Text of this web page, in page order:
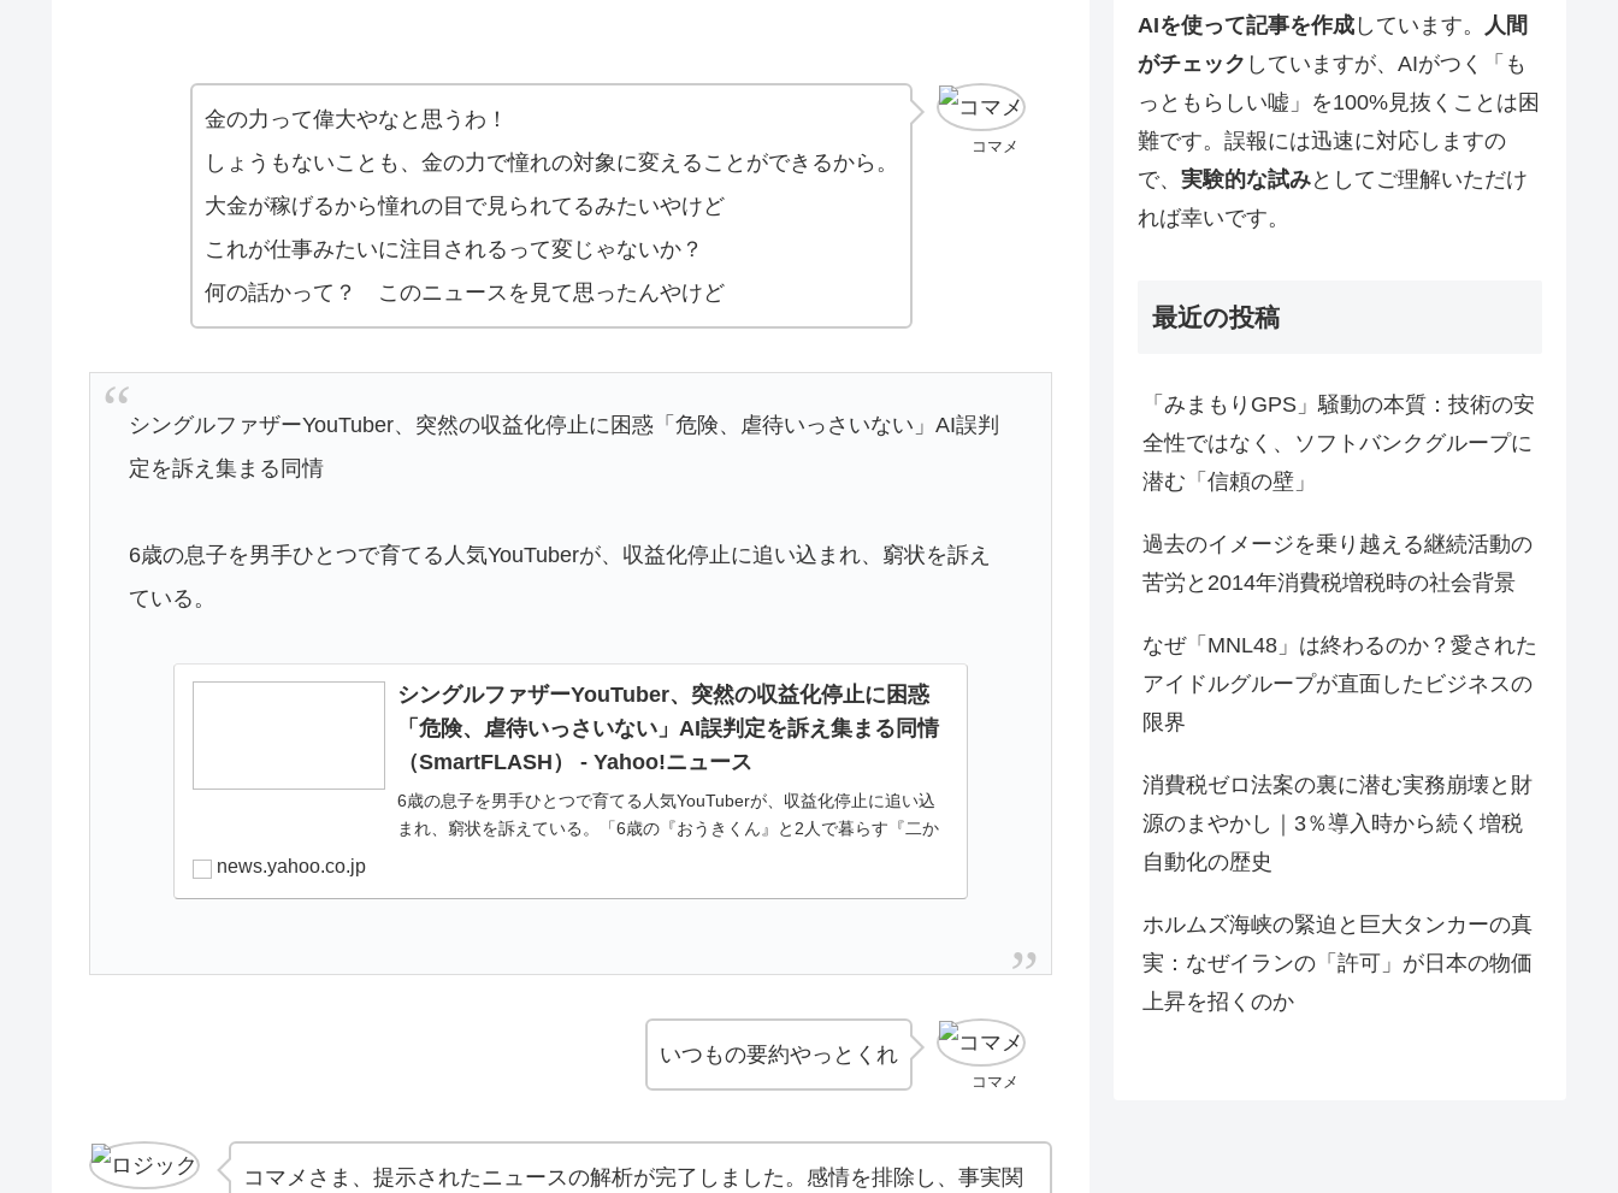
コマメ
金の力って偉大やなと思うわ！
しょうもないことも、金の力で憧れの対象に変えることができるから。
大金が稼げるから憧れの目で見られてるみたいやけど
これが仕事みたいに注目されるって変じゃないか？
何の話かって？ このニュースを見て思ったんやけど
シングルファザーYouTuber、突然の収益化停止に困惑「危険、虐待いっさいない」AI誤判
定を訴え集まる同情
6歳の息子を男手ひとつで育てる人気YouTuberが、収益化停止に追い込まれ、窮状を訴え
ている。
シングルファザーYouTuber、突然の収益化停止に困惑
「危険、虐待いっさいない」AI誤判定を訴え集まる同情
（SmartFLASH） - Yahoo!ニュース
6歳の息子を男手ひとつで育てる人気YouTuberが、収益化停止に追い込
まれ、窮状を訴えている。「6歳の『おうきくん』と2人で暮らす『二か
news.yahoo.co.jp
コマメ
いつもの要約やっとくれ
コマメさま、提示されたニュースの解析が完了しました。感情を排除し、事実関
AIを使って記事を作成 しています。
人間
がチェック していますが、AIがつく「も
っともらしい嘘」を100%見抜くことは困
難です。誤報には迅速に対応しますの
で、 実験的な試みとしてご理解いただけ
れば幸いです。
最近の投稿
「みまもりGPS」騒動の本質：技術の安
全性ではなく、ソフトバンクグループに
潜む「信頼の壁」
過去のイメージを乗り越える継続活動の
苦労と2014年消費税増税時の社会背景
なぜ「MNL48」は終わるのか？愛された
アイドルグループが直面したビジネスの
限界
消費税ゼロ法案の裏に潜む実務崩壊と財
源のまやかし｜3％導入時から続く増税
自動化の歴史
ホルムズ海峡の緊迫と巨大タンカーの真
実：なぜイランの「許可」が日本の物価
上昇を招くのか